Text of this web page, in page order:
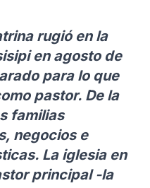
rugió en la
en agosto de
para lo que
pastor. De la
familias
negocios e
La iglesia en
principal -la